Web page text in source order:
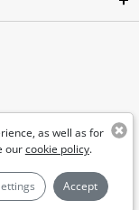
as well as for
ourcookie policy.
Accept